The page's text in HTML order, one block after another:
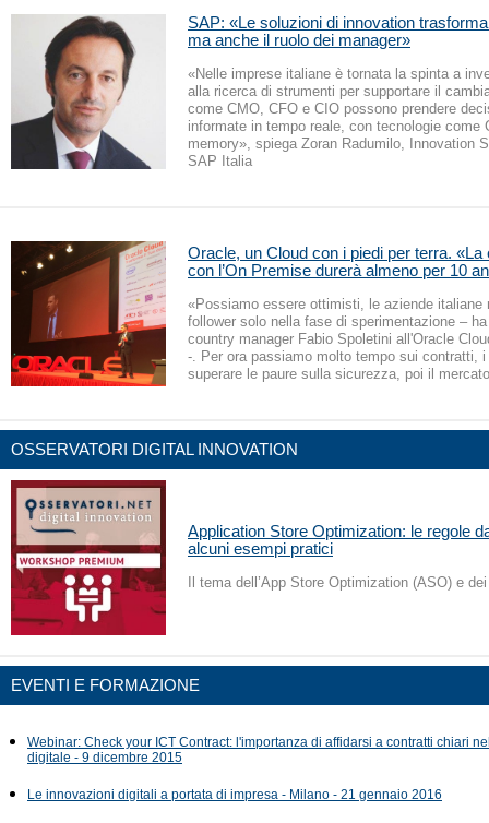
SAP: «Le soluzioni di innovation
ma anche il ruolo dei manager»
«Nelle imprese italiane è tornata la spinta a
alla ricerca di strumenti per supportare il
come CMO, CFO e CIO possono prendere
informate in tempo reale, con tecnologie come
memory», spiega Zoran Radumilo, Innovation
SAP Italia
Oracle, un Cloud con i piedi per terra.
con l’On Premise durerà almeno per 10
«Possiamo essere ottimisti, le aziende italiane
follower solo nella fase di sperimentazione –
country manager Fabio Spoletini all'Oracle
-. Per ora passiamo molto tempo sui contratti,
superare le paure sulla sicurezza, poi il
OSSERVATORI DIGITAL INNOVATION
Application Store Optimization: le regole
alcuni esempi pratici
Il tema dell’App Store Optimization (ASO) e
EVENTI E FORMAZIONE
Webinar: Check your ICT Contract: l'importanza di affidarsi a contratti chiari
digitale - 9 dicembre 2015
Le innovazioni digitali a portata di impresa - Milano - 21 gennaio 2016